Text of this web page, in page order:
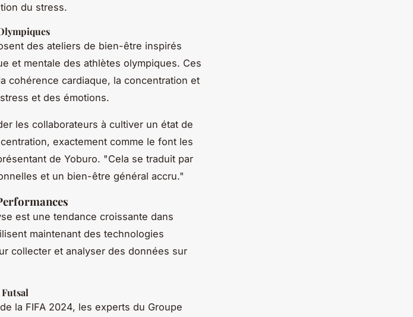
du stress.
des ateliers de bien-être inspirés
et mentale des athlètes olympiques. Ces
cohérence cardiaque, la concentration et
et des émotions.
les collaborateurs à cultiver un état de
exactement comme le font les
de Yoburo. "Cela se traduit par
et un bien-être général accru."
est une tendance croissante dans
maintenant des technologies
collecter et analyser des données sur
la FIFA 2024, les experts du Groupe